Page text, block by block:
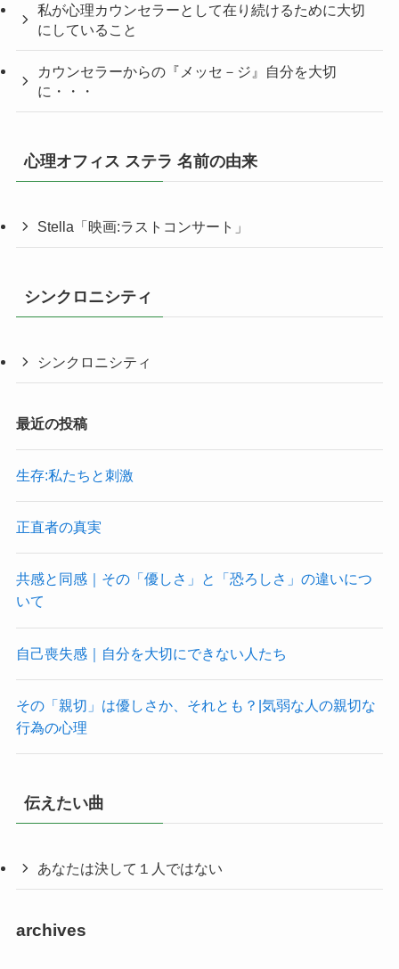
私が心理カウンセラーとして在り続けるために大切
にしていること
カウンセラーからの『メッセ－ジ』自分を大切
に・・・
心理オフィス ステラ 名前の由来
Stella「映画:ラストコンサート」
シンクロニシティ
シンクロニシティ
最近の投稿
生存:私たちと刺激
正直者の真実
共感と同感｜その「優しさ」と「恐ろしさ」の違いにつ
いて
自己喪失感｜自分を大切にできない人たち
その「親切」は優しさか、それとも？|気弱な人の親切な
行為の心理
伝えたい曲
あなたは決して１人ではない
archives